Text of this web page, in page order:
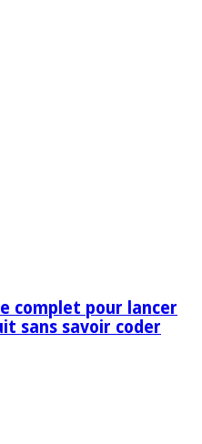
complet pour lancer
sans savoir coder